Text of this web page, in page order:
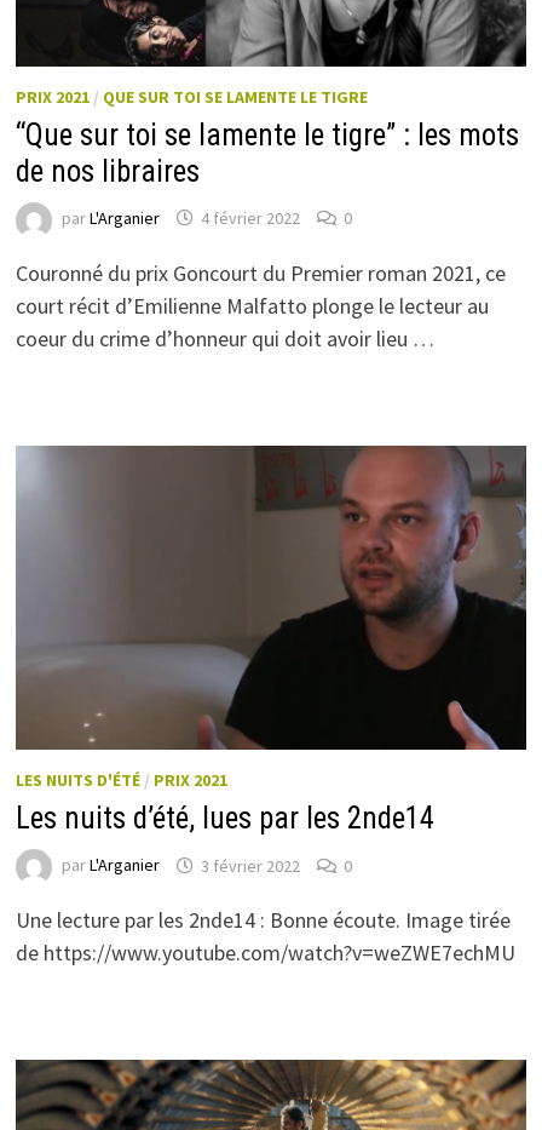
PRIX 2021/ QUE SUR TOI SE LAMENTE LE TIGRE
“Que sur toi se lamente le tigre” : les mots
de nos libraires
parL'Arganier 4 février 2022 0
Couronné du prix Goncourt du Premier roman 2021, ce
court récit d’Emilienne Malfatto plonge le lecteur au
coeur du crime d’honneur qui doit avoir lieu …
LES NUITS D'ÉTÉ/ PRIX 2021
Les nuits d’été, lues par les 2nde14
parL'Arganier 3 février 2022 0
Une lecture par les 2nde14 : Bonne écoute. Image tirée
de https://www.youtube.com/watch?v=weZWE7echMU